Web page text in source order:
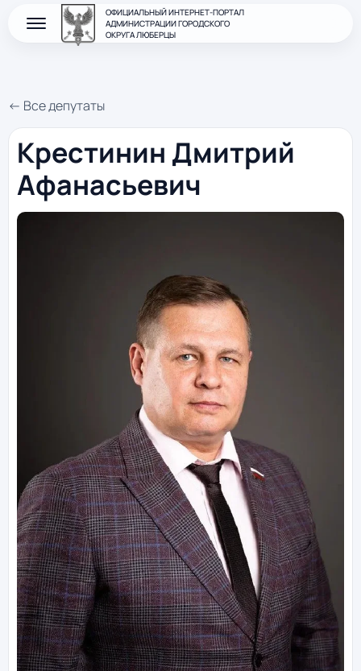
ОФИЦИАЛЬНЫЙ ИНТЕРНЕТ-ПОРТАЛ
АДМИНИСТРАЦИИ ГОРОДСКОГО
ОКРУГА ЛЮБЕРЦЫ
← Все депутаты
Крестинин Дмитрий
Афанасьевич